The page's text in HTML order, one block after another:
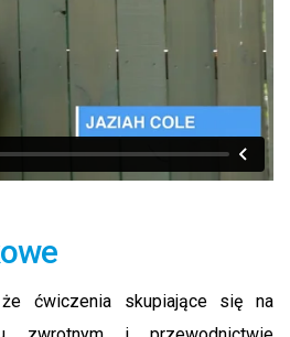
że ćwiczenia skupiające się na